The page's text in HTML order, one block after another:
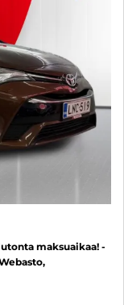
maksuaikaa! -